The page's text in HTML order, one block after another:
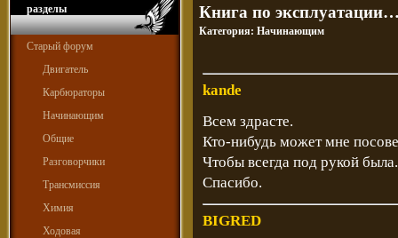
разделы
Старый форум
Двигатель
Карбюраторы
Начинающим
Общие
Разговорчики
Трансмиссия
Химия
Ходовая
Книга по
Категория: Начинающим
kande
Всем здрасте.
Кто-нибудь может мне
Чтобы всегда под рукой была.
Спасибо.
BIGRED